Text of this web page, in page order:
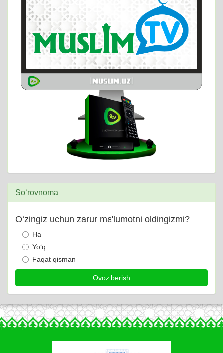
So‘rovnoma
O‘zingiz uchun zarur ma'lumotni oldingizmi?
Ha
Yo‘q
Faqat qisman